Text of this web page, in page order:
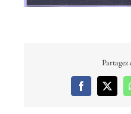
Partagez
Facebook
X